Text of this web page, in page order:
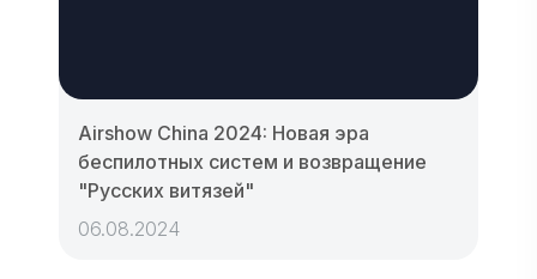
Airshow China 2024: Новая эра
беспилотных систем и возвращение
"Русских витязей"
06.08.2024